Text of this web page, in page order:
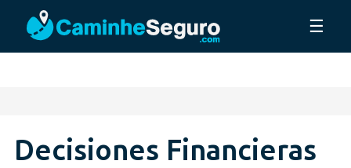
☰
Decisiones Financieras